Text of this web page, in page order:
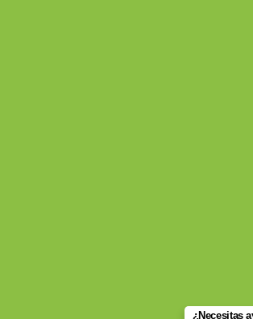
¿Necesitas